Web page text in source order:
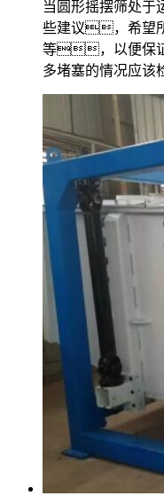
当圆形摇摆筛处
些建议，希望
等，以便保
多堵塞的情况应